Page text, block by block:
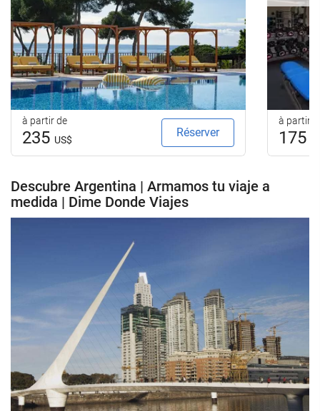
à partir de
235 US$
Réserver
à partir
175
Descubre Argentina | Armamos tu viaje a
medida | Dime Donde Viajes